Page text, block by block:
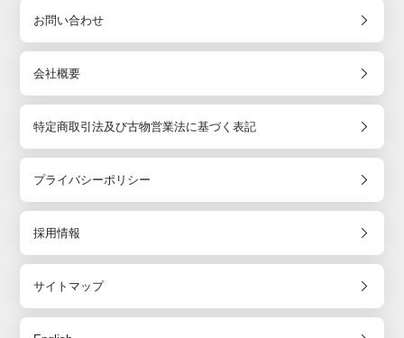
お問い合わせ
会社概要
特定商取引法及び古物営業法に基づく表記
プライバシーポリシー
採用情報
サイトマップ